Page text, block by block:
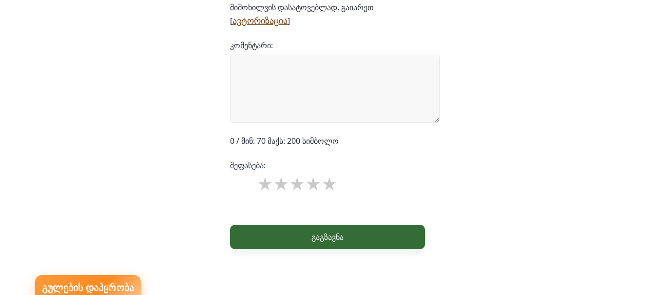
მიმოხილვის დასატოვებლად, გაიარეთ
[ავტორიზაცია]
კომენტარი:
0 / მინ: 70 მაქს: 200 სიმბოლო
შეფასება:
გაგზავნა
გულების დაპყრობა